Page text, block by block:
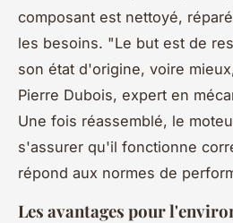
composant est nettoyé,
les besoins. "Le but est de
son état d'origine, voire
Pierre Dubois, expert en
Une fois réassemblé, le
s'assurer qu'il fonctionne
répond aux normes de
Les avantages pour